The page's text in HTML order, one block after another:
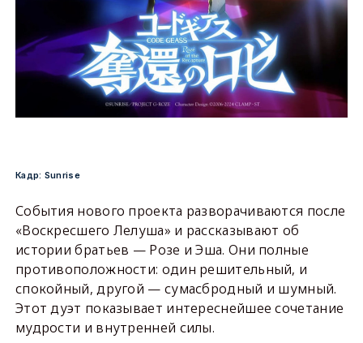
Кадр: Sunrise
События нового проекта разворачиваются после
«Воскресшего Лелуша» и рассказывают об
истории братьев — Розе и Эша. Они полные
противоположности: один решительный, и
спокойный, другой — сумасбродный и шумный.
Этот дуэт показывает интереснейшее сочетание
мудрости и внутренней силы.